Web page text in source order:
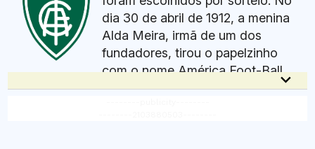
time a ser fundado por um negro: Geraldino de
Carvalho estava entre os jovens que fundaram o
clube em 30 de Abril de 1912.
dia 30 de abril de 1912, a menina
Alda Meira, irmã de um dos
fundadores, tirou o papelzinho
com o nome América Foot-Ball
Club, que mais tarde teve a grafia alterada. O keyboard_arrow_down